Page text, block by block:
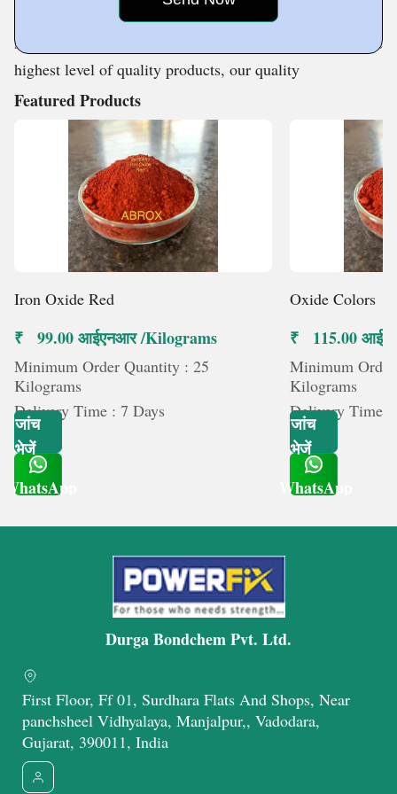
renowned for their precise composition, efficacy, long
shelf life, and dependability. In order to deliver the
highest level of quality products, our quality
Featured Products
Iron Oxide Red
₹ 99.00 आईएनआर /Kilograms
Minimum Order Quantity : 25
Kilograms
Delivery Time : 7 Days
जांच
भेजें
WhatsApp
Oxide Colors
₹ 115.00
Minimum
Kilograms
Delivery Time :
जांच
भेजें
WhatsApp
Durga Bondchem Pvt. Ltd.
First Floor, Ff 01, Surdhara Flats And Shops, Near
panchsheel Vidhyalaya, Manjalpur,, Vadodara,
Gujarat, 390011, India